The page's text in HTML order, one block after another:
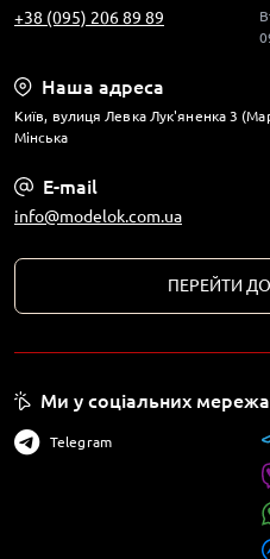
+38 (095) 206 89 89
Наша адреса
Київ, вулиця Левка Лук'яненка 3
Мінська
E-mail
info@modelok.com.ua
ПЕРЕЙТИ
Ми у соціальних
Telegram